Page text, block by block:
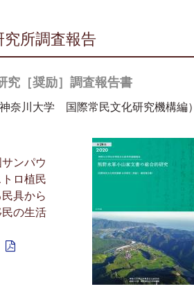
所調査報告
［奨励］調査報告書
奈川大学 国際常民文化研究機構編）
ンパウ
ロ植民
具から
の生活